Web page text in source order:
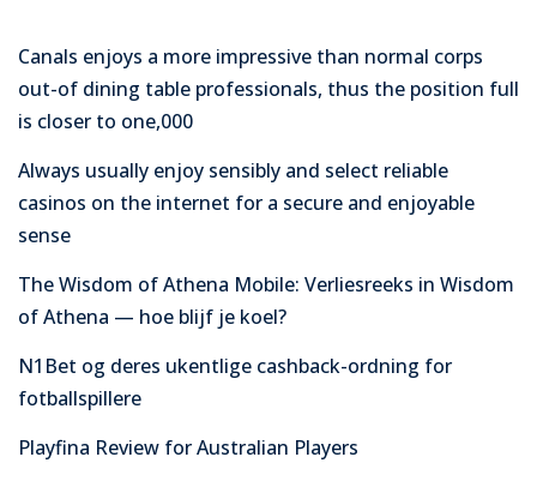
Canals enjoys a more impressive than normal corps
out-of dining table professionals, thus the position full
is closer to one,000
Always usually enjoy sensibly and select reliable
casinos on the internet for a secure and enjoyable
sense
The Wisdom of Athena Mobile: Verliesreeks in Wisdom
of Athena — hoe blijf je koel?
N1Bet og deres ukentlige cashback-ordning for
fotballspillere
Playfina Review for Australian Players